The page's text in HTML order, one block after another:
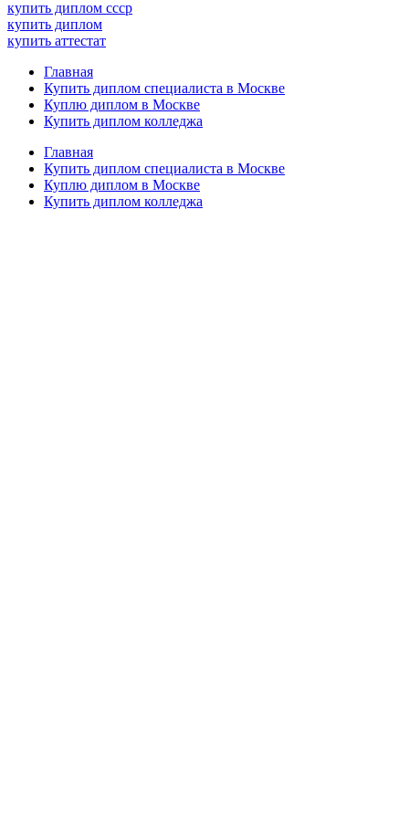
купить диплом ссср
купить диплом
купить аттестат
Главная
Купить диплом специалиста в Москве
Куплю диплом в Москве
Купить диплом колледжа
Главная
Купить диплом специалиста в Москве
Куплю диплом в Москве
Купить диплом колледжа